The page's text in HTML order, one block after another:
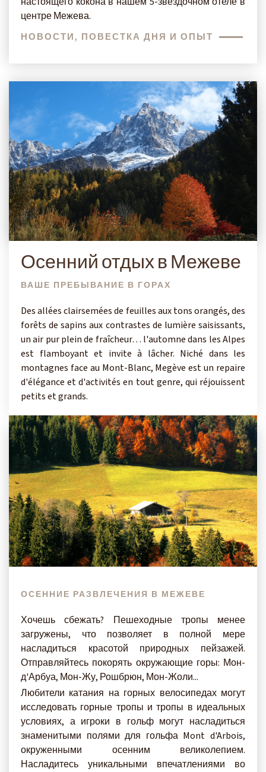
центре Межева.
НОВОСТИ, ПОВЕСТКА ДНЯ И ОПЫТ
Осенний отдых в Межеве
ВАШЕ ПРЕБЫВАНИЕ В ГОРАХ
Des allées clairsemées de feuilles aux tons orangés, des
forêts de sapins aux contrastes de lumière saisissants,
un air pur plein de fraîcheur… l'automne dans les Alpes
est flamboyant et invite à lâcher. Niché dans les
montagnes face au Mont-Blanc, Megève est un repaire
d'élégance et d'activités en tout genre, qui réjouissent
petits et grands.
ОСЕННИЕ РАЗВЛЕЧЕНИЯ В МЕЖЕВЕ
Хочешь сбежать? Пешеходные тропы менее
загружены, что позволяет в полной мере
насладиться красотой природных пейзажей.
Отправляйтесь покорять окружающие горы: Мон-
д'Арбуа, Мон-Жу, Рошбрюн, Мон-Жоли...
Любители катания на горных велосипедах могут
исследовать горные тропы и тропы в идеальных
условиях, а игроки в гольф могут насладиться
знаменитыми полями для гольфа Mont d'Arbois,
окруженными осенним великолепием.
Насладитесь уникальными впечатлениями во